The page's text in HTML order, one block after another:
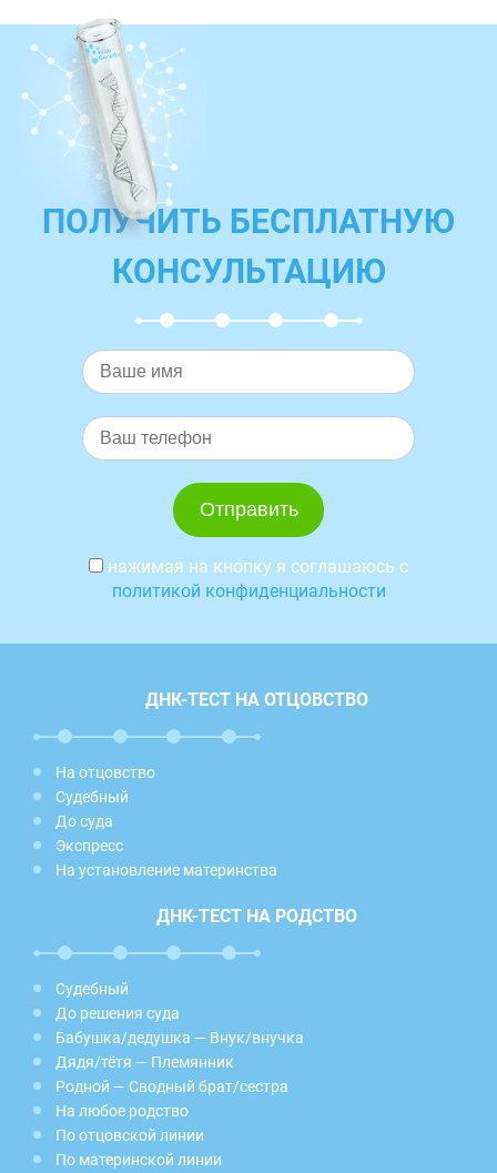
ПОЛУЧИТЬ БЕСПЛАТНУЮ
КОНСУЛЬТАЦИЮ
нажимая на кнопку я соглашаюсь с
политикой конфиденциальности
ДНК-ТЕСТ НА ОТЦОВСТВО
На отцовство
Судебный
До суда
Экспресс
На установление материнства
ДНК-ТЕСТ НА РОДСТВО
Судебный
До решения суда
Бабушка/дедушка — Внук/внучка
Дядя/тётя — Племянник
Родной — Сводный брат/сестра
На любое родство
По отцовской линии
По материнской линии